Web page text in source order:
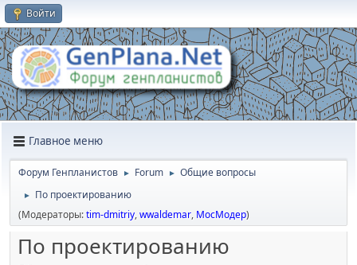
Войти
Главное меню
Форум Генпланистов ► Forum ► Общие вопросы
►
По проектированию
(Модераторы:tim-dmitriy,wwaldemar, МосМодер)
По проектированию